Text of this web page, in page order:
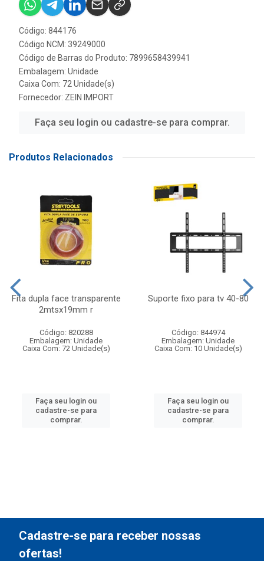
Código: 844176
Código NCM: 39249000
Código de Barras do Produto: 7899658439941
Embalagem: Unidade
Caixa Com: 72 Unidade(s)
Fornecedor: ZEIN IMPORT
Faça seu login ou cadastre-se para comprar.
Produtos Relacionados
Fita dupla face transparente
2mtsx19mm r
Código: 820288
Embalagem: Unidade
Caixa Com: 72 Unidade(s)
Faça seu login ou
cadastre-se para
comprar.
Suporte fixo para tv 40-80
Código: 844974
Embalagem: Unidade
Caixa Com: 10 Unidade(s)
Faça seu login ou
cadastre-se para
comprar.
Cadastre-se para receber nossas
ofertas!